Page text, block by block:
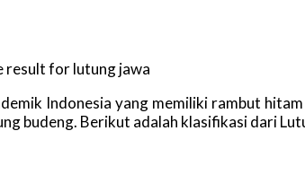
Indonesia yang memiliki rambut
budeng. Berikut adalah klasifikasi dari